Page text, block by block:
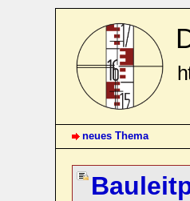
neues Thema